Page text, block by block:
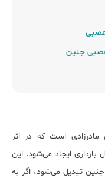
عصبی
عصبی جنین
است که در اثر
ایجاد می‌شود. این
تبدیل می‌شود، اگر به